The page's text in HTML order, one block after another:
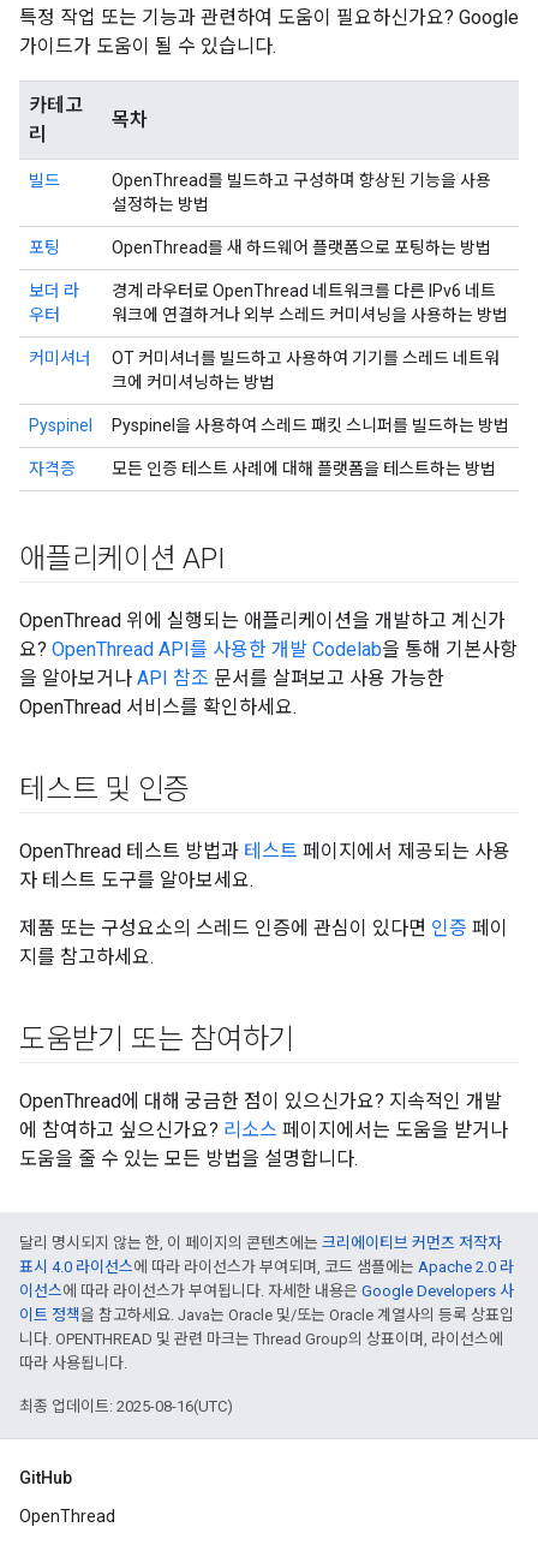
특정 작업 또는 기능과 관련하여 도움이 필요하신가요? Google
가이드가 도움이 될 수 있습니다.
카테고
리
목차
빌드
OpenThread를 빌드하고 구성하며 향상된 기능을 사용
설정하는 방법
포팅 OpenThread를 새 하드웨어 플랫폼으로 포팅하는 방법
보더 라
우터
경계 라우터로 OpenThread 네트워크를 다른 IPv6 네트
워크에 연결하거나 외부 스레드 커미셔닝을 사용하는 방법
커미셔너
OT 커미셔너를 빌드하고 사용하여 기기를 스레드 네트워
크에 커미셔닝하는 방법
Pyspinel Pyspinel을 사용하여 스레드 패킷 스니퍼를 빌드하는 방법
자격증 모든 인증 테스트 사례에 대해 플랫폼을 테스트하는 방법
애플리케이션 API
OpenThread 위에 실행되는 애플리케이션을 개발하고 계신가
요? OpenThread API를 사용한 개발 Codelab을 통해 기본사항
을 알아보거나 API 참조 문서를 살펴보고 사용 가능한
OpenThread 서비스를 확인하세요.
테스트 및 인증
OpenThread 테스트 방법과 테스트 페이지에서 제공되는 사용
자 테스트 도구를 알아보세요.
제품 또는 구성요소의 스레드 인증에 관심이 있다면 인증 페이
지를 참고하세요.
도움받기 또는 참여하기
OpenThread에 대해 궁금한 점이 있으신가요? 지속적인 개발
에 참여하고 싶으신가요? 리소스 페이지에서는 도움을 받거나
도움을 줄 수 있는 모든 방법을 설명합니다.
달리 명시되지 않는 한, 이 페이지의 콘텐츠에는 크리에이티브 커먼즈 저작자
표시 4.0 라이선스에 따라 라이선스가 부여되며, 코드 샘플에는 Apache 2.0 라
이선스에 따라 라이선스가 부여됩니다. 자세한 내용은 Google Developers 사
이트 정책을 참고하세요. Java는 Oracle 및/또는 Oracle 계열사의 등록 상표입
니다. OPENTHREAD 및 관련 마크는 Thread Group의 상표이며, 라이선스에
따라 사용됩니다.
최종 업데이트: 2025-08-16(UTC)
GitHub
OpenThread